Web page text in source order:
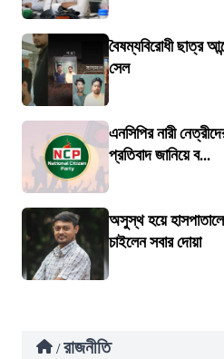
বৈষম্যবিরোধী ছাত্র
সেল
এনসিপির নারী
প্রতিবাদ জানিয়ে ব...
অসুস্থ হয়ে হাসপাতালে
চাইলেন সবার দোয়া
/ রাজনীতি